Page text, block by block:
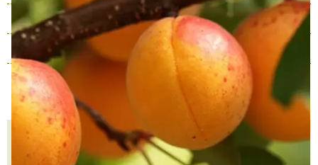
10 лет 14620 руб.
В наличии
11 лет 18920 руб.
В наличии
12 лет 21500 руб.
В наличии
Количество
КУПИТЬ В ОДИН КЛИК